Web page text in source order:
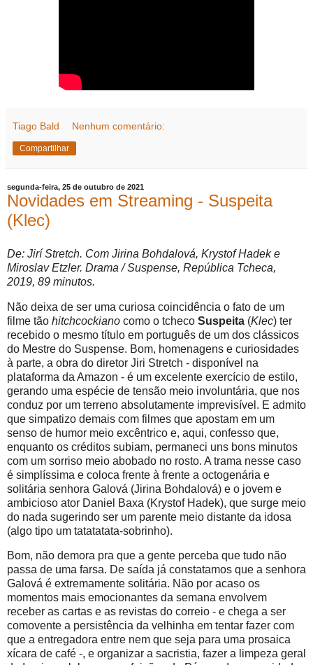
Tiago Bald Nenhum comentário:
Compartilhar
segunda-feira, 25 de outubro de 2021
Novidades em Streaming - Suspeita
(Klec)
De: Jirí Stretch. Com Jirina Bohdalová, Krystof Hadek e
Miroslav Etzler. Drama / Suspense, República Tcheca,
2019, 89 minutos.
Não deixa de ser uma curiosa coincidência o fato de um
filme tão hitchcockiano como o tcheco Suspeita (Klec) ter
recebido o mesmo título em português de um dos clássicos
do Mestre do Suspense. Bom, homenagens e curiosidades
à parte, a obra do diretor Jiri Stretch - disponível na
plataforma da Amazon - é um excelente exercício de estilo,
gerando uma espécie de tensão meio involuntária, que nos
conduz por um terreno absolutamente imprevisível. E admito
que simpatizo demais com filmes que apostam em um
senso de humor meio excêntrico e, aqui, confesso que,
enquanto os créditos subiam, permaneci uns bons minutos
com um sorriso meio abobado no rosto. A trama nesse caso
é simplíssima e coloca frente à frente a octogenária e
solitária senhora Galová (Jirina Bohdalová) e o jovem e
ambicioso ator Daniel Baxa (Krystof Hadek), que surge meio
do nada sugerindo ser um parente meio distante da idosa
(algo tipo um tatatatata-sobrinho).
Bom, não demora pra que a gente perceba que tudo não
passa de uma farsa. De saída já constatamos que a senhora
Galová é extremamente solitária. Não por acaso os
momentos mais emocionantes da semana envolvem
receber as cartas e as revistas do correio - e chega a ser
comovente a persistência da velhinha em tentar fazer com
que a entregadora entre nem que seja para uma prosaica
xícara de café -, e organizar a sacristia, fazer a limpeza geral